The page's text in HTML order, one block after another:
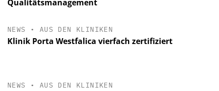
Qualitätsmanagement
NEWS • AUS DEN KLINIKEN
Klinik Porta Westfalica vierfach zertifiziert
NEWS • AUS DEN KLINIKEN